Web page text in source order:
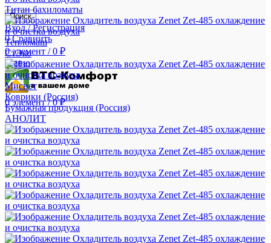
Поиск
Вход / Регистрация
0 Сравнить
0элемент / 0 ₽
Меню
0элемент / 0₽
Титан бахиломаты
Тепломаш
СтЭко
Миснет
Коврики (Россия)
Бумажная продукция (Россия)
АНОЛИТ